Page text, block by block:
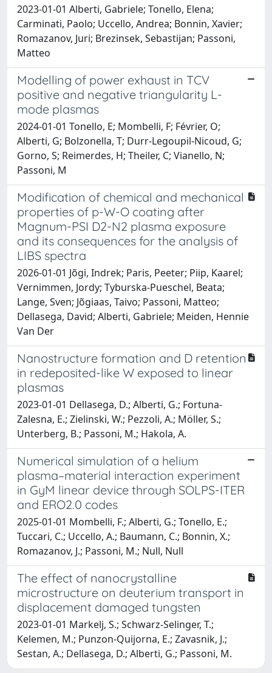
2023-01-01 Alberti, Gabriele; Tonello, Elena;
Carminati, Paolo; Uccello, Andrea; Bonnin, Xavier;
Romazanov, Juri; Brezinsek, Sebastijan; Passoni,
Matteo
Modelling of power exhaust in TCV
positive and negative triangularity L-
mode plasmas
2024-01-01 Tonello, E; Mombelli, F; Février, O;
Alberti, G; Bolzonella, T; Durr-Legoupil-Nicoud, G;
Gorno, S; Reimerdes, H; Theiler, C; Vianello, N;
Passoni, M
Modification of chemical and mechanical
properties of p-W-O coating after
Magnum-PSI D2-N2 plasma exposure
and its consequences for the analysis of
LIBS spectra
2026-01-01 Jõgi, Indrek; Paris, Peeter; Piip, Kaarel;
Vernimmen, Jordy; Tyburska-Pueschel, Beata;
Lange, Sven; Jõgiaas, Taivo; Passoni, Matteo;
Dellasega, David; Alberti, Gabriele; Meiden, Hennie
Van Der
Nanostructure formation and D retention
in redeposited-like W exposed to linear
plasmas
2023-01-01 Dellasega, D.; Alberti, G.; Fortuna-
Zalesna, E.; Zielinski, W.; Pezzoli, A.; Möller, S.;
Unterberg, B.; Passoni, M.; Hakola, A.
Numerical simulation of a helium
plasma–material interaction experiment
in GyM linear device through SOLPS-ITER
and ERO2.0 codes
2025-01-01 Mombelli, F.; Alberti, G.; Tonello, E.;
Tuccari, C.; Uccello, A.; Baumann, C.; Bonnin, X.;
Romazanov, J.; Passoni, M.; Null, Null
The effect of nanocrystalline
microstructure on deuterium transport in
displacement damaged tungsten
2023-01-01 Markelj, S.; Schwarz-Selinger, T.;
Kelemen, M.; Punzon-Quijorna, E.; Zavasnik, J.;
Sestan, A.; Dellasega, D.; Alberti, G.; Passoni, M.